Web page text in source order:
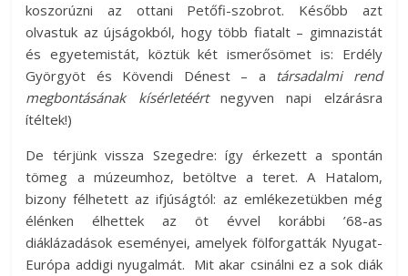
koszorúzni az ottani Petőfi-szobrot. Később azt
olvastuk az újságokból, hogy több fiatalt – gimnazistát
és egyetemistát, köztük két ismerősömet is: Erdély
Györgyöt és Kövendi Dénest – a társadalmi rend
megbontásának
kísérletéértnegyven napi elzárásra
ítéltek!)
De térjünk vissza Szegedre: így érkezett a spontán
tömeg a múzeumhoz, betöltve a teret. A Hatalom,
bizony félhetett az ifjúságtól: az emlékezetükben még
élénken élhettek az öt évvel korábbi ’68-as
diáklázadások eseményei, amelyek fölforgatták Nyugat-
Európa addigi nyugalmát. Mit akar csinálni ez a sok diák